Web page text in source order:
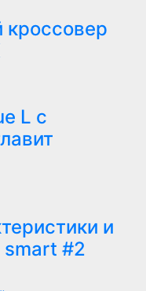
L с
и
smart #2